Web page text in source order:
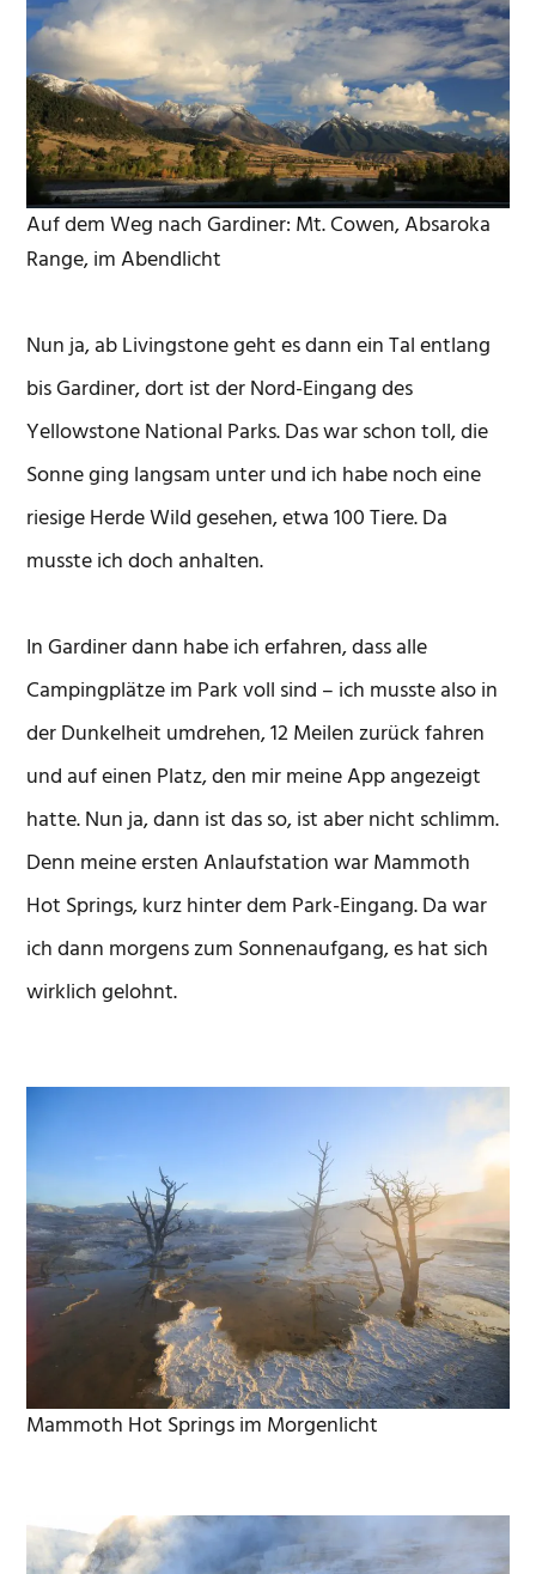
Auf dem Weg nach Gardiner: Mt. Cowen, Absaroka
Range, im Abendlicht
Nun ja, ab Livingstone geht es dann ein Tal entlang
bis Gardiner, dort ist der Nord-Eingang des
Yellowstone National Parks. Das war schon toll, die
Sonne ging langsam unter und ich habe noch eine
riesige Herde Wild gesehen, etwa 100 Tiere. Da
musste ich doch anhalten.
In Gardiner dann habe ich erfahren, dass alle
Campingplätze im Park voll sind – ich musste also in
der Dunkelheit umdrehen, 12 Meilen zurück fahren
und auf einen Platz, den mir meine App angezeigt
hatte. Nun ja, dann ist das so, ist aber nicht schlimm.
Denn meine ersten Anlaufstation war Mammoth
Hot Springs, kurz hinter dem Park-Eingang. Da war
ich dann morgens zum Sonnenaufgang, es hat sich
wirklich gelohnt.
Mammoth Hot Springs im Morgenlicht